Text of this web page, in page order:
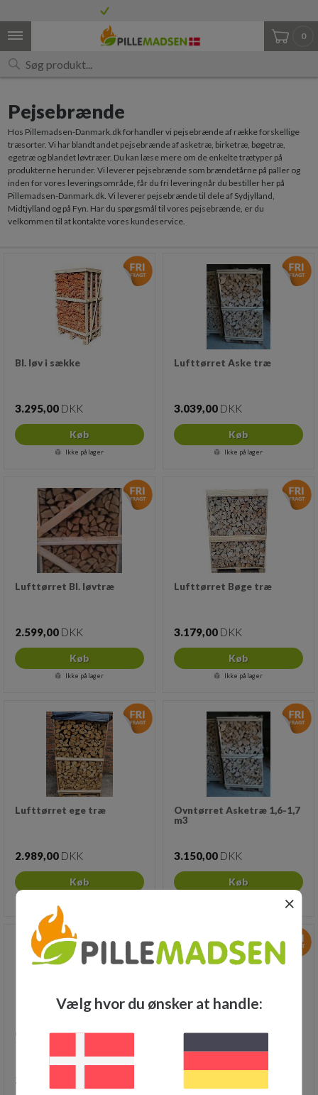
0
Pejsebrænde
Hos Pillemadsen-Danmark.dk forhandler vi pejsebrænde af række forskellige
træsorter. Vi har blandt andet pejsebrænde af asketræ, birketræ, bøgetræ,
egetræ og blandet løvtræer. Du kan læse mere om de enkelte trætyper på
produkterne herunder. Vi leverer pejsebrænde som brændetårne på paller og
inden for vores leveringsområde, får du fri levering når du bestiller her på
Pillemadsen-Danmark.dk. Vi leverer pejsebrænde til dele af Sydjylland,
Midtjylland og på Fyn. Har du spørgsmål til vores pejsebrænde, er du
velkommen til at kontakte vores kundeservice.
Bl. løv i sække
3.295,00 DKK
Køb
Ikke på lager
Lufttørret Aske træ
3.039,00 DKK
Køb
Ikke på lager
Lufttørret Bl. løvtræ
2.599,00 DKK
Køb
Ikke på lager
Lufttørret Bøge træ
3.179,00 DKK
Køb
Ikke på lager
Lufttørret ege træ
2.989,00 DKK
Køb
Ovntørret Asketræ 1,6-1,7
m3
3.150,00 DKK
Køb
Ovntørret Avnbøg ca. 1,7 -
2.899,00
Ovntørret Birketræ ca 1,7
×
Vælg hvor du ønsker at handle: